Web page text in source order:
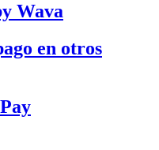
Wava
en otros